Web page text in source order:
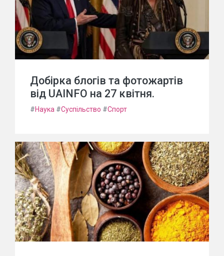
Добірка блогів та фотожартів
від UAINFO на 27 квітня.
#Наука #Суспільство #Спорт